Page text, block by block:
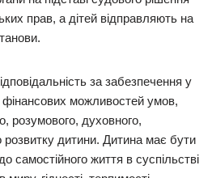
прав, а дітей відправляють на
за забезпечення у
фінансових можливостей умов,
розумового, духовного,
розвитку дитини. Дитина має бути
самостійного життя в суспільстві